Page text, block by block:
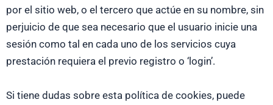
por el sitio web, o el tercero que actúe en su nombre, sin
perjuicio de que sea necesario que el usuario inicie una
sesión como tal en cada uno de los servicios cuya
prestación requiera el previo registro o ‘login’.
Si tiene dudas sobre esta política de cookies, puede